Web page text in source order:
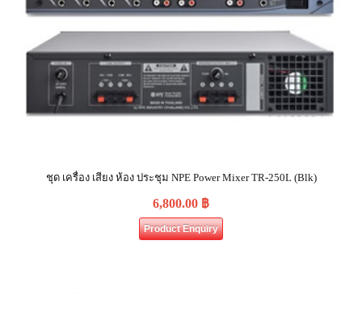
ชุด เครื่อง เสียง ห้อง ประชุม NPE Power Mixer TR-250L (Blk)
6,800.00 ฿
Product Enquiry